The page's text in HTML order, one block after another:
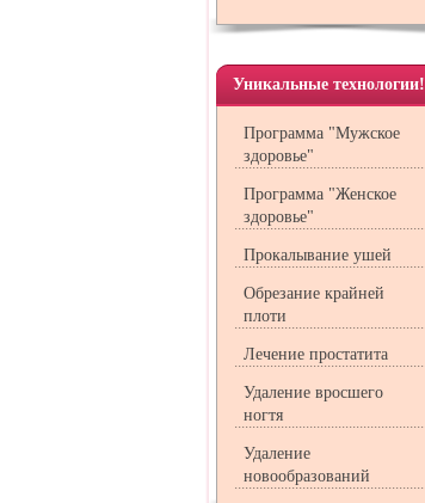
Уникальные технологии!
Программа "Мужское
здоровье"
Программа "Женское
здоровье"
Прокалывание ушей
Обрезание крайней
плоти
Лечение простатита
Удаление вросшего
ногтя
Удаление
новообразований